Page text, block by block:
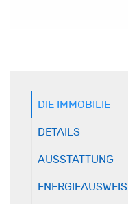
DIE IMMOBILIE
DETAILS
AUSSTATTUNG
ENERGIEAUSWEIS